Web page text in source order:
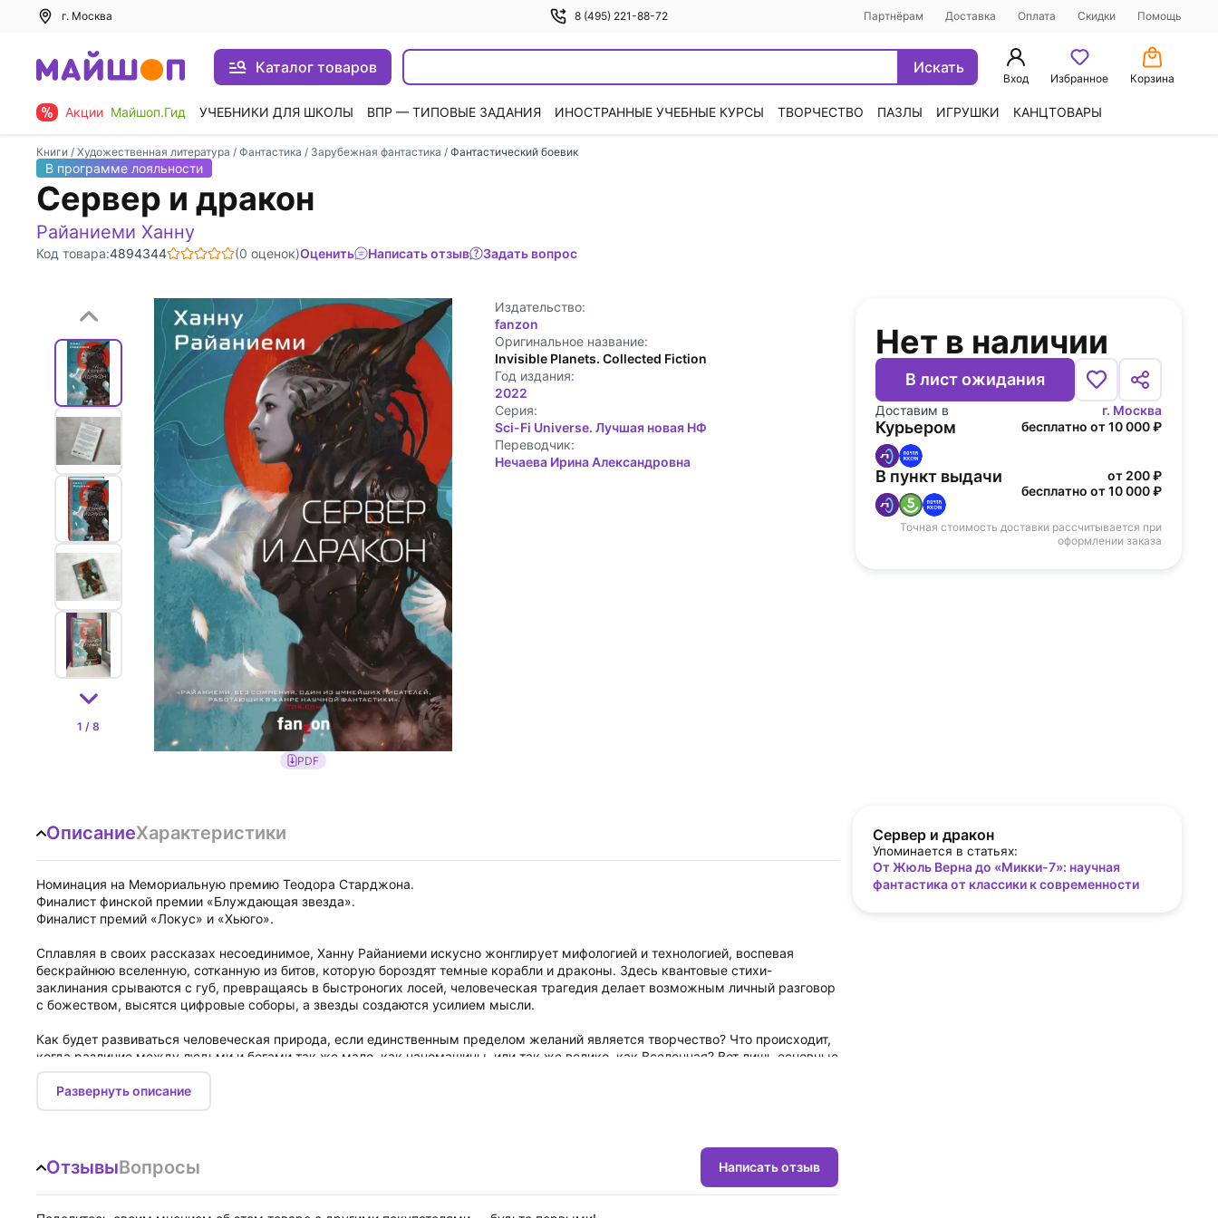
г. Москва 8 (495) 221-88-72 Партнёрам Доставка Оплата Скидки Помощь
Каталог товаров Искать
Вход Избранное Корзина
Акции Майшоп.Гид УЧЕБНИКИ ДЛЯ ШКОЛЫ ВПР — ТИПОВЫЕ ЗАДАНИЯ ИНОСТРАННЫЕ УЧЕБНЫЕ КУРСЫ ТВОРЧЕСТВО ПАЗЛЫ ИГРУШКИ КАНЦТОВАРЫ
Книги / Художественная литература / Фантастика / Зарубежная фантастика / Фантастический боевик
В программе лояльности
Сервер и дракон
Райаниеми Ханну
Код товара:4894344 (0 оценок)Оценить Написать отзыв Задать вопрос
PDF
1 / 8
Нет в наличии
В лист ожидания
Доставим в г. Москва
Курьером бесплатно от 10 000 ₽
В пункт выдачи
от 200 ₽
бесплатно от 10 000 ₽
Точная стоимость доставки рассчитывается при
оформлении заказа
Издательство:
fanzon
Оригинальное название:
Invisible Planets. Collected Fiction
Год издания:
2022
Cерия:
Sci-Fi Universe. Лучшая новая НФ
Переводчик:
Нечаева Ирина Александровна
ОписаниеХарактеристики
Номинация на Мемориальную премию Теодора Старджона.
Финалист финской премии «Блуждающая звезда».
Финалист премий «Локус» и «Хьюго».
Сплавляя в своих рассказах несоединимое, Ханну Райаниеми искусно жонглирует мифологией и технологией, воспевая
бескрайнюю вселенную, сотканную из битов, которую бороздят темные корабли и драконы. Здесь квантовые стихи-
заклинания срываются с губ, превращаясь в быстроногих лосей, человеческая трагедия делает возможным личный разговор
с божеством, высятся цифровые соборы, а звезды создаются усилием мысли.
Как будет развиваться человеческая природа, если единственным пределом желаний является творчество? Что происходит,
когда различие между людьми и богами так же мало, как наномашины, или так же велико, как Вселенная? Вот лишь основные
вопросы, которые автор задает себе — и читателю — в этом увлекательном путешествии в глубины внутреннего и внешнего
пространства.
«Актуальная демонстрация того, как научная фантастика расширяет возможности литературы и опыт человека». — Geek
Chocolate
«Сверхсущества с наноприводом, плотоядные эмерджентные технологии, двери восприятия, распахнутые настежь и почти
Развернуть описание
ОтзывыВопросы Написать отзыв
Сервер и дракон
Упоминается в статьях:
От Жюль Верна до «Микки-7»: научная
фантастика от классики к современности